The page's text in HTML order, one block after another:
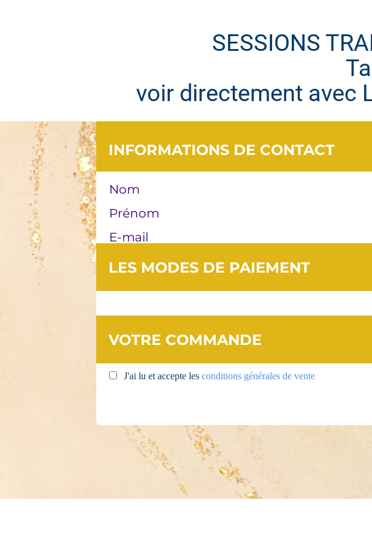
SESSIONS
voir directement avec
INFORMATIONS DE CONTACT
Nom
Prénom
E-mail
LES MODES DE PAIEMENT
VOTRE COMMANDE
J'ai lu et accepte les conditions générales de vente